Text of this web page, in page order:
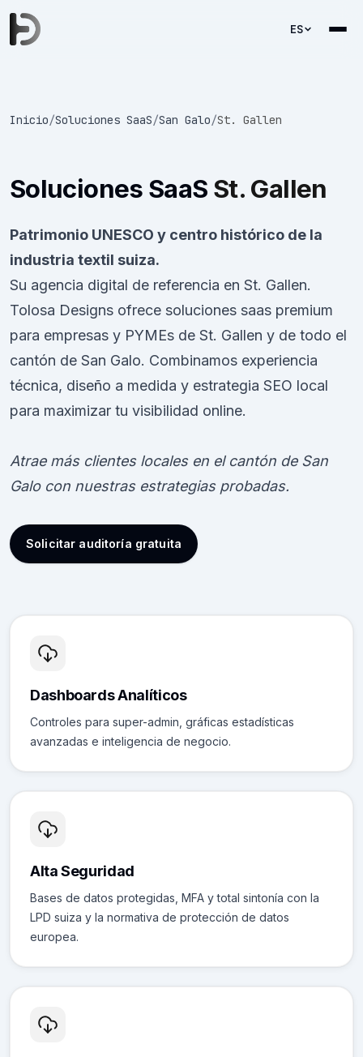
ES
Inicio/Soluciones SaaS/San Galo/St. Gallen
Soluciones SaaS St. Gallen
Patrimonio UNESCO y centro histórico de la
industria textil suiza.
Su agencia digital de referencia en St. Gallen.
Tolosa Designs ofrece soluciones saas premium
para empresas y PYMEs de St. Gallen y de todo el
cantón de San Galo. Combinamos experiencia
técnica, diseño a medida y estrategia SEO local
para maximizar tu visibilidad online.
Atrae más clientes locales en el cantón de San
Galo con nuestras estrategias probadas.
Solicitar auditoría gratuita
Dashboards Analíticos
Controles para super-admin, gráficas estadísticas
avanzadas e inteligencia de negocio.
Alta Seguridad
Bases de datos protegidas, MFA y total sintonía con la
LPD suiza y la normativa de protección de datos
europea.